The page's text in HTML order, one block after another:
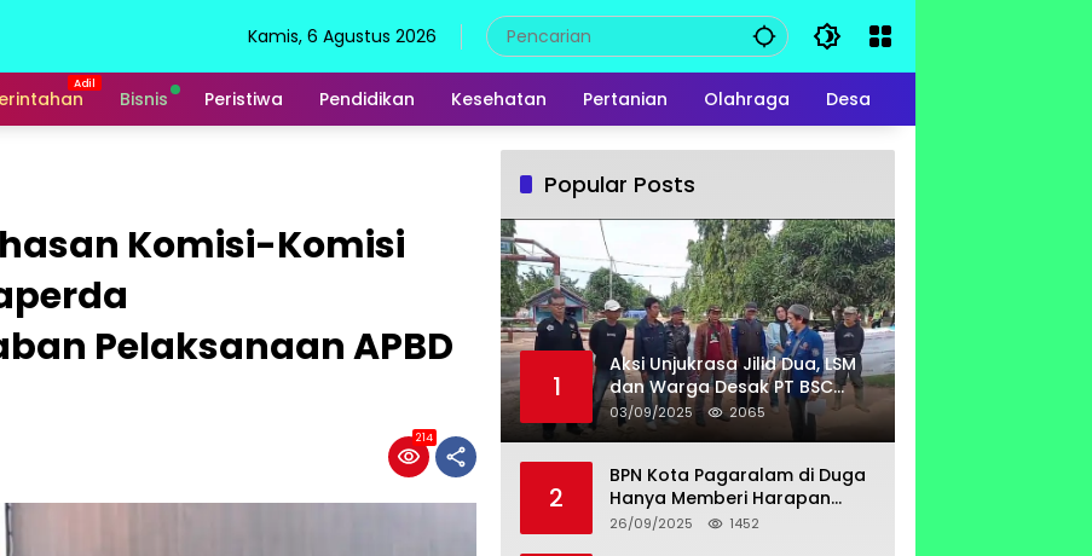
Kamis, 6 Agustus 2026
Bisnis Peristiwa Pendidikan Kesehatan Pertanian Olahraga Desa
Komisi-Komisi
Pelaksanaan APBD
214
Popular Posts
1
Aksi Unjukrasa Jilid Dua, LSM
dan Warga Desak PT BSC
Bayar Lahan Milik Untung
Suropati
03/09/2025 2065
2
BPN Kota Pagaralam di Duga
Hanya Memberi Harapan
Kurang Tanggap Terkait
26/09/2025 1452